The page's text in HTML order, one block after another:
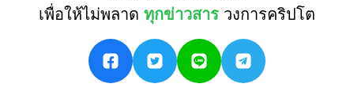
เพื่อให้ไม่พลาด ทุกข่าวสาร วงการคริปโต